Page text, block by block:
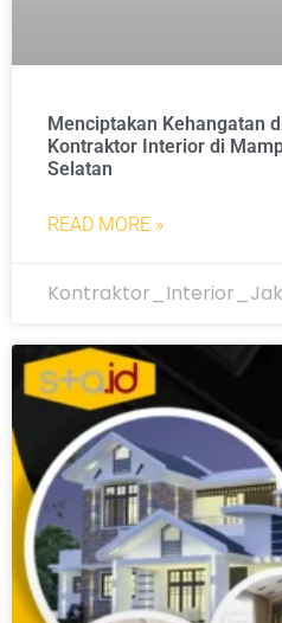
Menciptakan Kehangatan
Kontraktor Interior di
Selatan
READ MORE »